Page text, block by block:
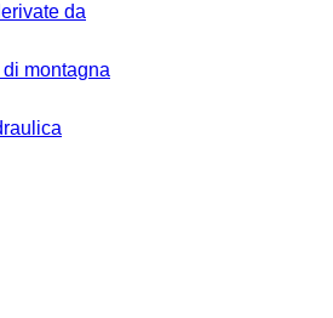
da
di montagna